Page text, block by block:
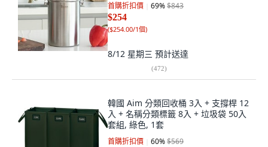
首購折扣價 69%$843
$254
($254.00/1個)
8/12 星期三 預計送達
(472)
韓國 Aim 分類回收桶 3入 + 支撐桿 12
入 + 名稱分類標籤 8入 + 垃圾袋 50入
套組, 綠色, 1套
首購折扣價 60%$569